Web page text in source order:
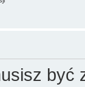
być